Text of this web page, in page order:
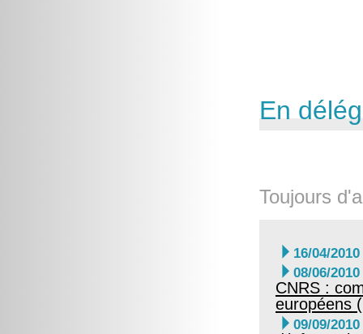
En
Toujours
 16/04/2010
 08/06/2010
CNRS :
européens
 09/09/2010